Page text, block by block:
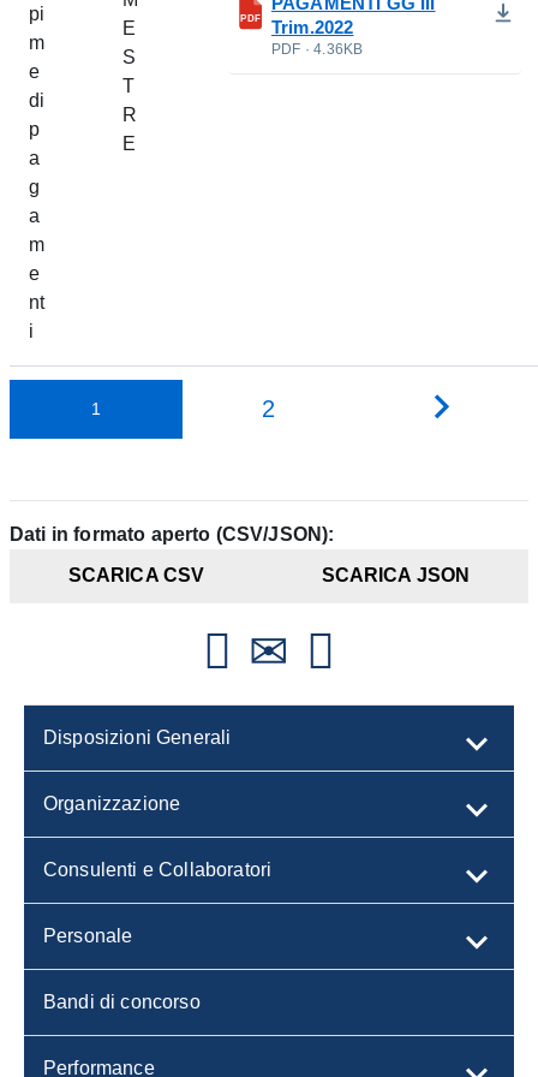
pi
m
e
di
p
a
g
a
m
e
nt
i
E
S
T
R
E
PDF
Trim.2022
PDF · 4.36KB
1 2
Dati in formato aperto (CSV/JSON):
SCARICA CSV SCARICA JSON
Disposizioni Generali
Organizzazione
Consulenti e Collaboratori
Personale
Bandi di concorso
Performance